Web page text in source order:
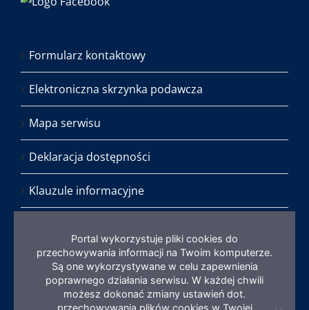
Formularz kontaktowy
Elektroniczna skrzynka podawcza
Mapa serwisu
Deklaracja dostępności
Klauzule informacyjne
ISO 9001 – Certyfikaty
Portal wykorzystuje pliki cookies do
przechowywania informacji na Twoim komputerze.
Są one wykorzystywane w celu zapewnienia
poprawnego działania serwisu. W każdej chwili
możesz dokonać zmiany ustawień dot.
przechowywania plików cookies w Twojej